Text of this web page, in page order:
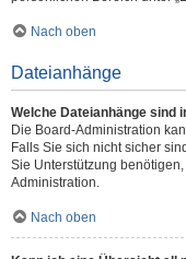
Nach oben
Dateianhänge
Welche Dateianhänge sind
Die Board-Administration
Falls Sie sich nicht sicher
Sie Unterstützung
Administration.
Nach oben